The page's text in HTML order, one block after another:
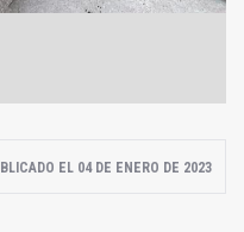
EL 04 DE ENERO DE 2023